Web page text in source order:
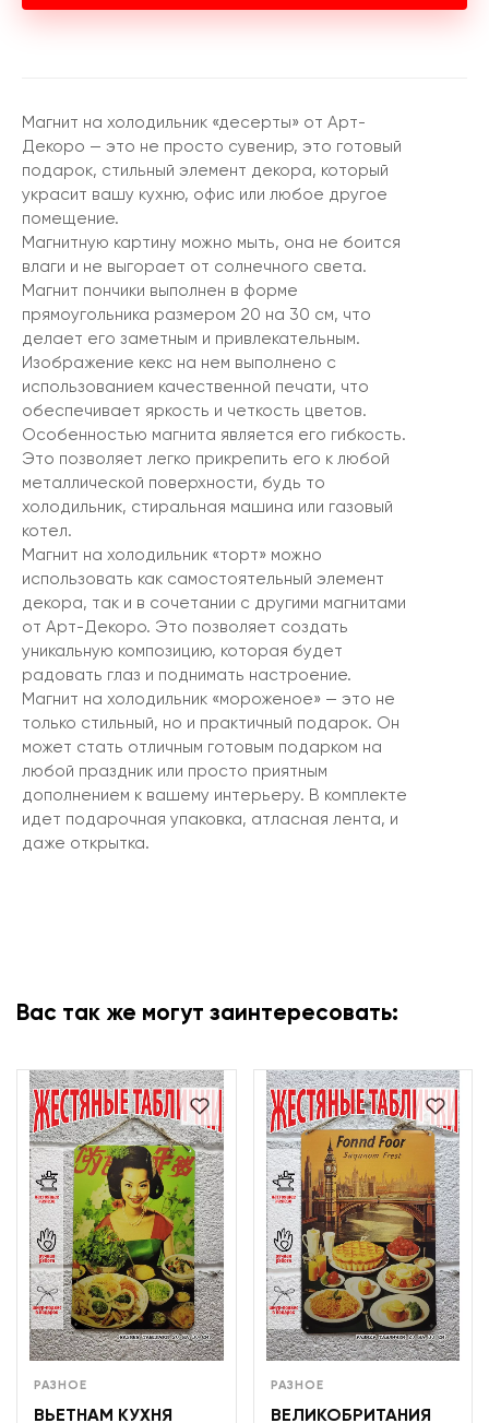
Магнит на холодильник «десерты» от Арт-
Декоро — это не просто сувенир, это готовый
подарок, стильный элемент декора, который
украсит вашу кухню, офис или любое другое
помещение.
Магнитную картину можно мыть, она не боится
влаги и не выгорает от солнечного света.
Магнит пончики выполнен в форме
прямоугольника размером 20 на 30 см, что
делает его заметным и привлекательным.
Изображение кекс на нем выполнено с
использованием качественной печати, что
обеспечивает яркость и четкость цветов.
Особенностью магнита является его гибкость.
Это позволяет легко прикрепить его к любой
металлической поверхности, будь то
холодильник, стиральная машина или газовый
котел.
Магнит на холодильник «торт» можно
использовать как самостоятельный элемент
декора, так и в сочетании с другими магнитами
от Арт-Декоро. Это позволяет создать
уникальную композицию, которая будет
радовать глаз и поднимать настроение.
Магнит на холодильник «мороженое» — это не
только стильный, но и практичный подарок. Он
может стать отличным готовым подарком на
любой праздник или просто приятным
дополнением к вашему интерьеру. В комплекте
идет подарочная упаковка, атласная лента, и
даже открытка.
Вас так же могут заинтересовать:
РАЗНОЕ
ВЬЕТНАМ КУХНЯ
РАЗНОЕ
ВЕЛИКОБРИТАНИЯ